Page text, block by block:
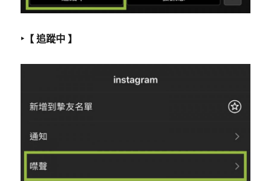
‣ 【 追蹤中 】